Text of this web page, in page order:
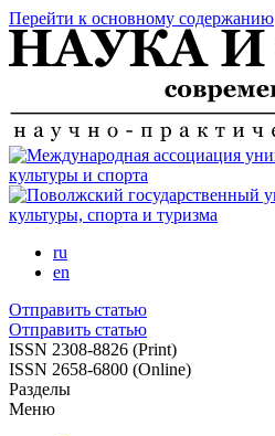
Перейти к основному содержанию
ru
en
Отправить статью
Отправить статью
ISSN 2308-8826 (Print)
ISSN 2658-6800 (Online)
Разделы
Меню